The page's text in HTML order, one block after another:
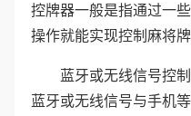
控牌器一般是指通过一
操作就能实现控制麻将
蓝牙或无线信号控
蓝牙或无线信号与手机